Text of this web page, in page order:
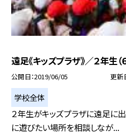
遠足《キッズプラザ》／２年生（
公開日 2019/06/05 更新
学校全体
２年生がキッズプラザに遠足に
に遊びたい場所を相談しなが...